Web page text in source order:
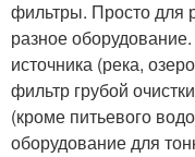
фильтры. Просто для
разное
источника (река,
фильтр грубой
(кроме питьевого
оборудование для